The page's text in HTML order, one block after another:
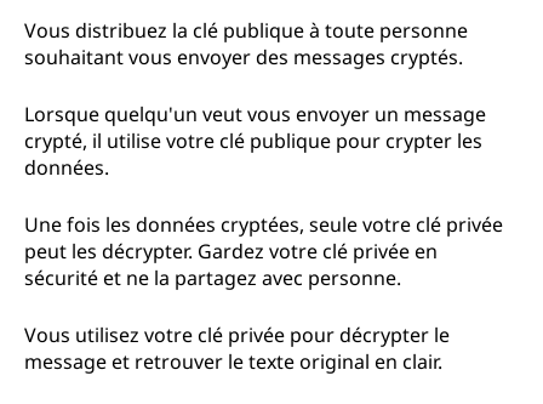
Vous distribuez la clé publique à toute personne
souhaitant vous envoyer des messages cryptés.
Lorsque quelqu'un veut vous envoyer un message
crypté, il utilise votre clé publique pour crypter les
données.
Une fois les données cryptées, seule votre clé privée
peut les décrypter. Gardez votre clé privée en
sécurité et ne la partagez avec personne.
Vous utilisez votre clé privée pour décrypter le
message et retrouver le texte original en clair.